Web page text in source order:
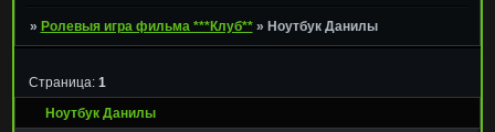
» Ролевыя игра фильма ***Клуб** » Ноутбук Данилы
Ноутбук Данилы
Страница: 1